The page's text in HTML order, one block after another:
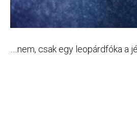
….nem, csak egy leopárdfóka a